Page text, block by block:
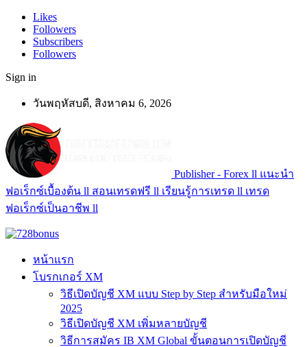
Likes
Followers
Subscribers
Followers
Sign in
วันพฤหัสบดี, สิงหาคม 6, 2026
Publisher - Forex ll แนะนำ
ฟอเร็กซ์เบื้องต้น ll สอนเทรดฟรี ll เรียนรู้การเทรด ll เทรด
ฟอเร็กซ์เป็นอาชีพ ll
หน้าแรก
โบรกเกอร์ XM
วิธีเปิดบัญชี XM แบบ Step by Step สำหรับมือใหม่
2025
วิธีเปิดบัญชี XM เพิ่มหลายบัญชี
วิธีการสมัคร IB XM Global ขั้นตอนการเปิดบัญชี